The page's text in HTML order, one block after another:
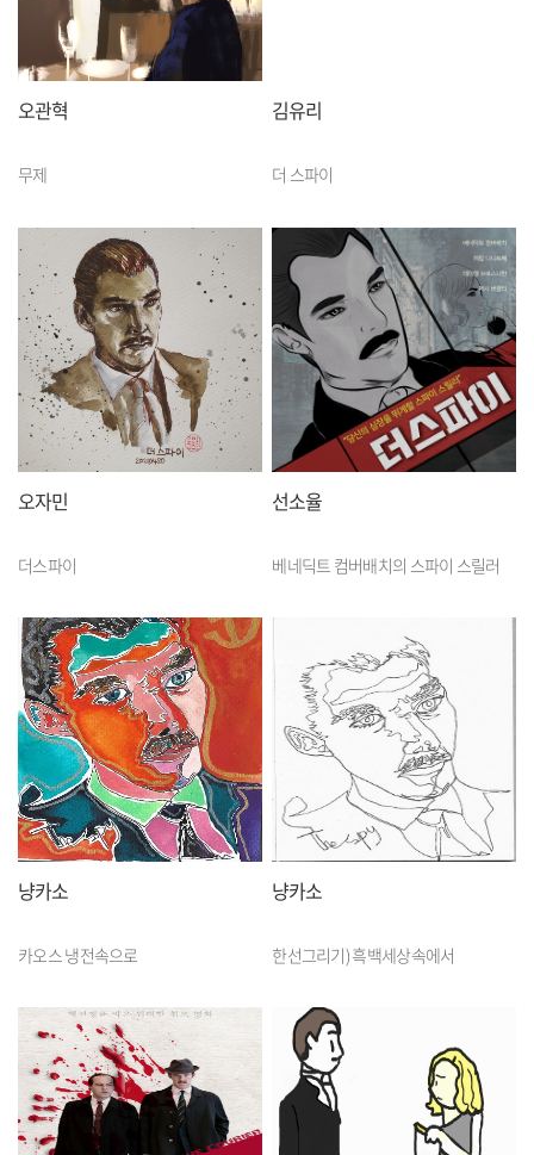
오관혁
무제
김유리
더 스파이
오자민
더스파이
선소율
베네딕트 컴버배치의 스파이 스릴러
냥카소
카오스 냉전속으로
냥카소
한선그리기) 흑백세상속에서